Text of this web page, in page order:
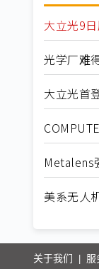
大立光9
光学厂难
大立光首
Metalens
美系无人
关于我们 服